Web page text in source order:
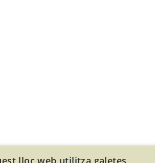
lloc web utilitza galetes